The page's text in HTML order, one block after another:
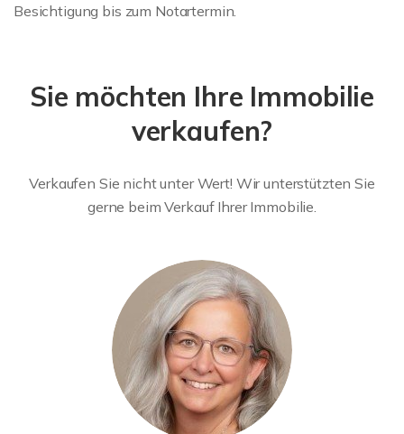
Besichtigung bis zum Notartermin.
Sie möchten Ihre Immobilie
verkaufen?
Verkaufen Sie nicht unter Wert! Wir unterstützten Sie
gerne beim Verkauf Ihrer Immobilie.